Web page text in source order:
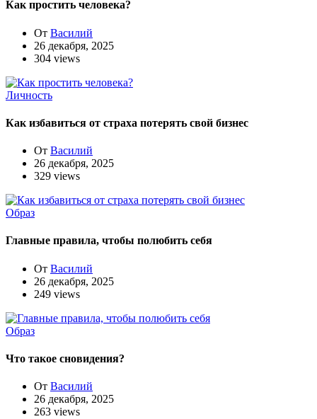
Как простить человека?
От Василий
26 декабря, 2025
304 views
Личность
Как избавиться от страха потерять свой бизнес
От Василий
26 декабря, 2025
329 views
Образ
Главные правила, чтобы полюбить себя
От Василий
26 декабря, 2025
249 views
Образ
Что такое сновидения?
От Василий
26 декабря, 2025
263 views